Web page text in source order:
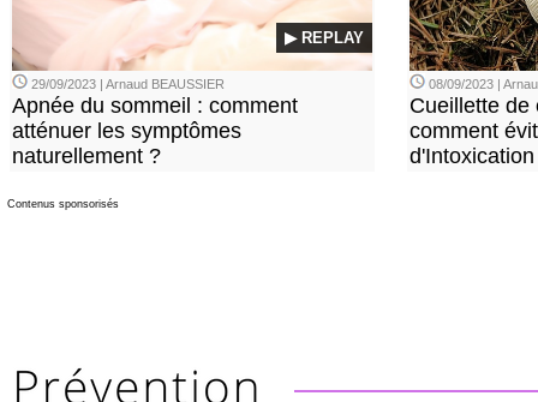
▶ REPLAY
29/09/2023 | Arnaud BEAUSSIER
Apnée du sommeil : comment
atténuer les symptômes
naturellement ?
08/09/2023 |
Cueillette de
comment
d'Intoxication
Contenus sponsorisés